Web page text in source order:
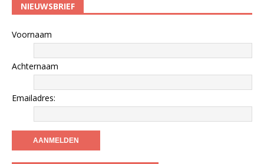
NIEUWSBRIEF
Voornaam
Achternaam
Emailadres: